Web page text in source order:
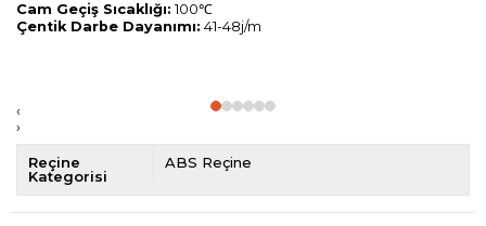
Cam Geçiş Sıcaklığı: 100℃
Çentik Darbe Dayanımı: 41-48j/m
‹
›
Reçine
Kategorisi
ABS Reçine